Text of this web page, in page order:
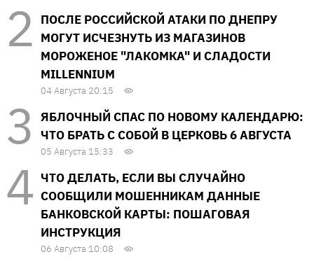
ПОСЛЕ РОССИЙСКОЙ АТАКИ ПО ДНЕПРУ
МОГУТ ИСЧЕЗНУТЬ ИЗ МАГАЗИНОВ
МОРОЖЕНОЕ "ЛАКОМКА" И СЛАДОСТИ
MILLENNIUM
04 Августа 20:15
ЯБЛОЧНЫЙ СПАС ПО НОВОМУ КАЛЕНДАРЮ:
ЧТО БРАТЬ С СОБОЙ В ЦЕРКОВЬ 6 АВГУСТА
05 Августа 15:33
ЧТО ДЕЛАТЬ, ЕСЛИ ВЫ СЛУЧАЙНО
СООБЩИЛИ МОШЕННИКАМ ДАННЫЕ
БАНКОВСКОЙ КАРТЫ: ПОШАГОВАЯ
ИНСТРУКЦИЯ
06 Августа 10:08